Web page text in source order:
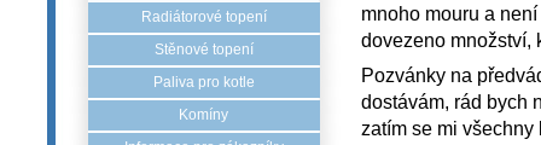
Radiátorové topení
Stěnové topení
Paliva pro kotle
Komíny
mnoho mouru a
dovezeno množství,
Pozvánky na
dostávám, rád bych
zatím se mi